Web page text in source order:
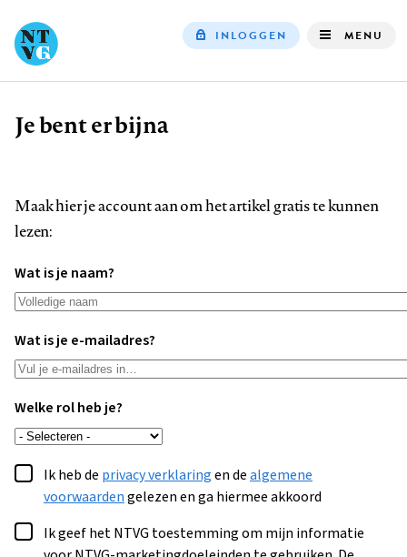
INLOGGEN MENU
Kruimelpad
Je bent er bijna
Maak hier je account aan om het artikel gratis te kunnen
lezen:
Wat is je naam?
Wat is je e-mailadres?
Welke rol heb je?
Ik heb de privacy verklaringen dealgemene
voorwaardengelezen en ga hiermee akkoord
Ik geef het NTVG toestemming om mijn informatie